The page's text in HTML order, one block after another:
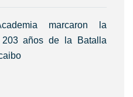
marcaron la
años de la Batalla